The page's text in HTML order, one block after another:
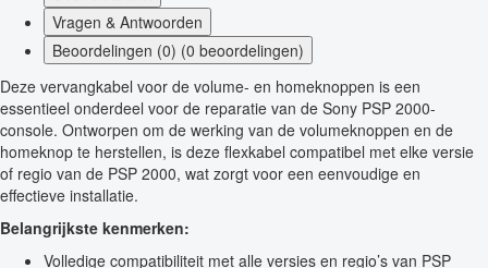
Vragen & Antwoorden
Beoordelingen (0) (0 beoordelingen)
Deze vervangkabel voor de volume- en homeknoppen is een
essentieel onderdeel voor de reparatie van de Sony PSP 2000-
console. Ontworpen om de werking van de volumeknoppen en de
homeknop te herstellen, is deze flexkabel compatibel met elke versie
of regio van de PSP 2000, wat zorgt voor een eenvoudige en
effectieve installatie.
Belangrijkste kenmerken:
Volledige compatibiliteit met alle versies en regio’s van PSP